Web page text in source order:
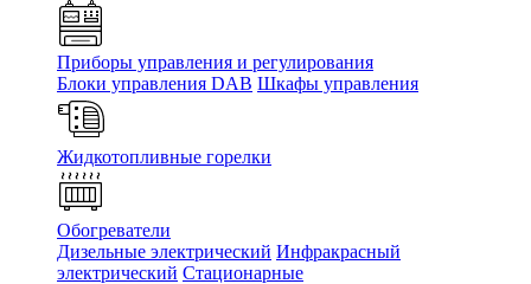
Приборы управления и регулирования
Блоки управления DAB Шкафы управления
Жидкотопливные горелки
Обогреватели
Дизельные электрический Инфракрасный
электрический Стационарные